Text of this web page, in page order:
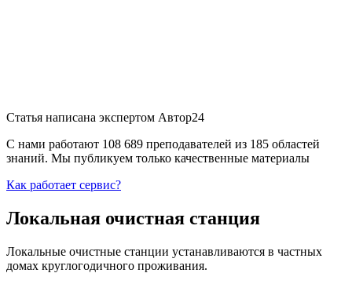
Статья написана экспертом Автор24
С нами работают 108 689 преподавателей из 185 областей
знаний. Мы публикуем только качественные материалы
Как работает сервис?
Локальная очистная станция
Локальные очистные станции устанавливаются в частных
домах круглогодичного проживания.